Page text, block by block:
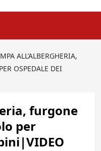
ALL’ALBERGHERIA,
OSPEDALE DEI
furgone
per